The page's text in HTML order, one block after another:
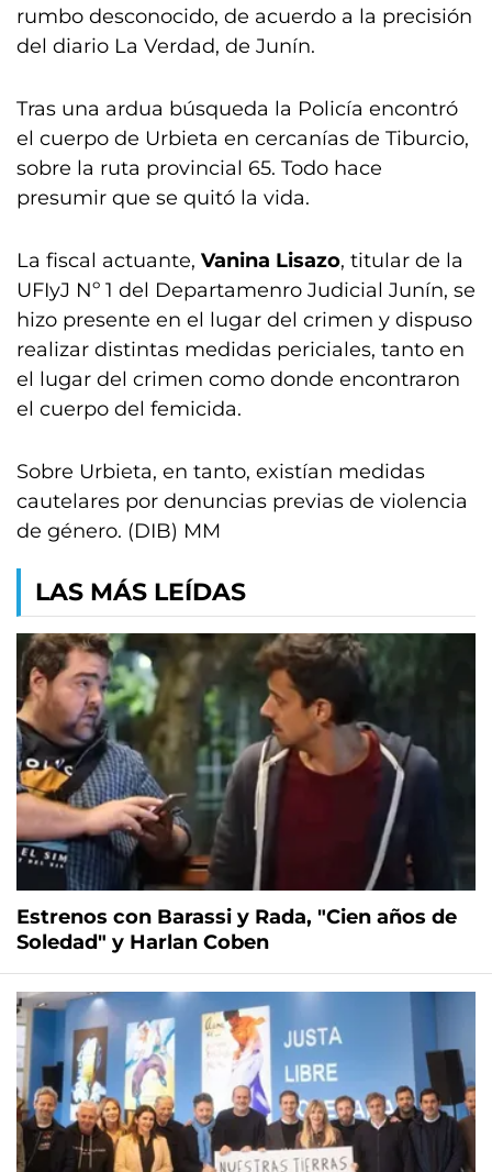
rumbo desconocido, de acuerdo a la precisión
del diario La Verdad, de Junín.
Tras una ardua búsqueda la Policía encontró
el cuerpo de Urbieta en cercanías de Tiburcio,
sobre la ruta provincial 65. Todo hace
presumir que se quitó la vida.
La fiscal actuante, Vanina Lisazo, titular de la
UFIyJ Nº 1 del Departamenro Judicial Junín, se
hizo presente en el lugar del crimen y dispuso
realizar distintas medidas periciales, tanto en
el lugar del crimen como donde encontraron
el cuerpo del femicida.
Sobre Urbieta, en tanto, existían medidas
cautelares por denuncias previas de violencia
de género. (DIB) MM
LAS MÁS LEÍDAS
Estrenos con Barassi y Rada, "Cien años de
Soledad" y Harlan Coben